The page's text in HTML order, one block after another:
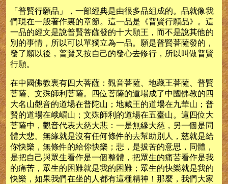
「普賢行願品」，一部經典是由很多品組成的。品就像我
們現在一般著作裏的章節。這一品是《普賢行願品》。這
一品的經文是說普賢菩薩發的十大願王，而不是說其他的
別的事情，所以可以單獨立為一品。願是普賢菩薩發的，
發了願以後，普賢又按自己的發心去修行，所以叫做普賢
行願。
在中國佛教裏有四大菩薩：觀音菩薩、地藏王菩薩、普賢
菩薩、文殊師利菩薩。四位菩薩的道場成了中國佛教的四
大名山觀音的道場在普陀山；地藏王的道場在九華山；普
賢的道場在峨嵋山；文殊師利的道場在五臺山。這四位大
菩薩中，觀音代表大慈大悲：一是無緣大慈，另一個是同
體大悲。無緣就是沒有任何條件的去幫助別人，慈就是給
你快樂，無條件的給你快樂；悲，是拔苦的意思，同體，
是把自己與眾生看作是一個整體，把眾生的痛苦看作是我
的痛苦，眾生的困難就是我的困難；眾生的快樂就是我的
快樂，如果我們在坐的人都有這種精神！那麼，我們大家